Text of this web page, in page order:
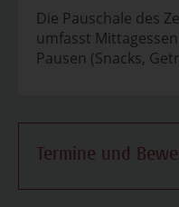
Die Pauschale des
umfasst
Pausen (Snacks,
Termine und